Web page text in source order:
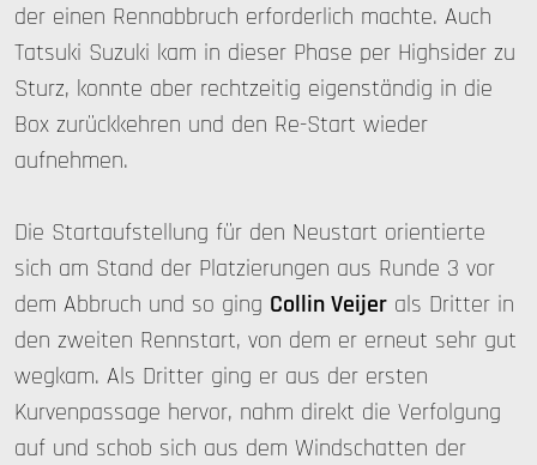
der einen Rennabbruch erforderlich machte. Auch
Tatsuki Suzuki kam in dieser Phase per Highsider zu
Sturz, konnte aber rechtzeitig eigenständig in die
Box zurückkehren und den Re-Start wieder
aufnehmen.
Die Startaufstellung für den Neustart orientierte
sich am Stand der Platzierungen aus Runde 3 vor
dem Abbruch und so ging Collin Veijerals Dritter in
den zweiten Rennstart, von dem er erneut sehr gut
wegkam. Als Dritter ging er aus der ersten
Kurvenpassage hervor, nahm direkt die Verfolgung
auf und schob sich aus dem Windschatten der